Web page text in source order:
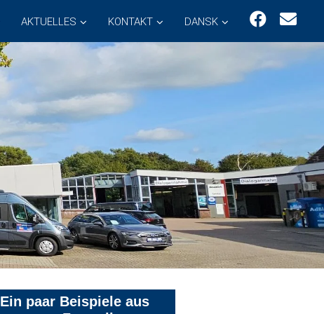
AKTUELLES KONTAKT DANSK
Ein paar Beispiele aus